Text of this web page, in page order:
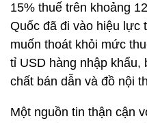
15% thuế trên khoảng
Quốc đã đi vào hiệu lực
muốn thoát khỏi mức
tỉ USD hàng nhập khẩu,
chất bán dẫn và đồ nội
Một nguồn tin thận cận